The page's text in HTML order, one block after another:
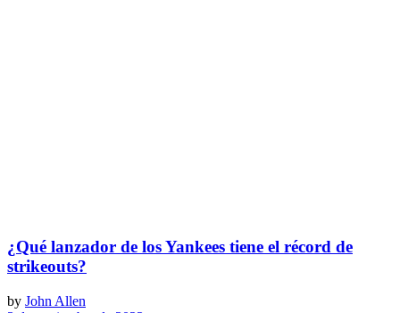
¿Qué lanzador de los Yankees tiene el récord de
strikeouts?
by John Allen